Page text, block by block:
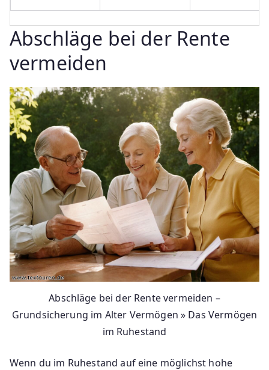
Abschläge bei der Rente
vermeiden
Abschläge bei der Rente vermeiden –
Grundsicherung im Alter Vermögen » Das Vermögen
im Ruhestand
Wenn du im Ruhestand auf eine möglichst hohe